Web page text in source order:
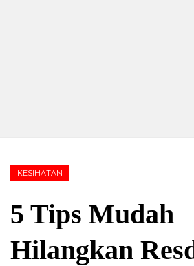
KESIHATAN
5 Tips Mudah
Hilangkan